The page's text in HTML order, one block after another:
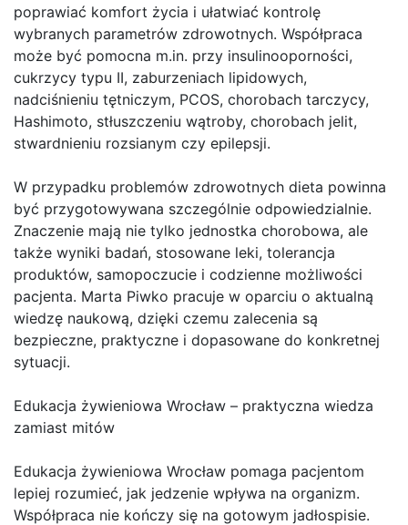
poprawiać komfort życia i ułatwiać kontrolę
wybranych parametrów zdrowotnych. Współpraca
może być pomocna m.in. przy insulinooporności,
cukrzycy typu II, zaburzeniach lipidowych,
nadciśnieniu tętniczym, PCOS, chorobach tarczycy,
Hashimoto, stłuszczeniu wątroby, chorobach jelit,
stwardnieniu rozsianym czy epilepsji.
W przypadku problemów zdrowotnych dieta powinna
być przygotowywana szczególnie odpowiedzialnie.
Znaczenie mają nie tylko jednostka chorobowa, ale
także wyniki badań, stosowane leki, tolerancja
produktów, samopoczucie i codzienne możliwości
pacjenta. Marta Piwko pracuje w oparciu o aktualną
wiedzę naukową, dzięki czemu zalecenia są
bezpieczne, praktyczne i dopasowane do konkretnej
sytuacji.
Edukacja żywieniowa Wrocław – praktyczna wiedza
zamiast mitów
Edukacja żywieniowa Wrocław pomaga pacjentom
lepiej rozumieć, jak jedzenie wpływa na organizm.
Współpraca nie kończy się na gotowym jadłospisie.